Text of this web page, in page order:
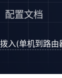
配置文档
入(单机到路由